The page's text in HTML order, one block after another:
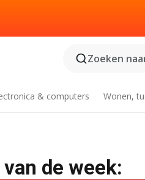
Zoeken
& computers Wonen,
de week: